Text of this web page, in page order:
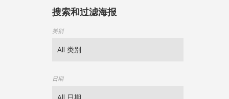
搜索和过滤海报
类别
日期